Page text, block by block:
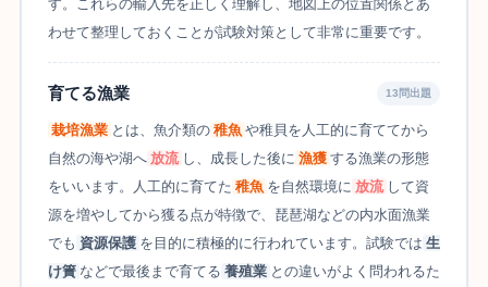
す。これらの輸入先を正しく理解し、地図上の位置関係とあ
わせて整理しておくことが試験対策として非常に重要です。
育てる漁業 13問出題
栽培漁業 とは、魚介類の 稚魚 や稚貝を人工的に育ててから
自然の海や湖へ 放流 し、成長した後に 漁獲 する漁業の形態
をいいます。人工的に育てた 稚魚 を自然環境に 放流 して資
源を増やしてから獲る点が特徴で、琵琶湖などの内水面漁業
でも 資源保護 を目的に積極的に行われています。試験では 生
け簀 などで最後まで育てる 養殖業 との違いがよく問われるた